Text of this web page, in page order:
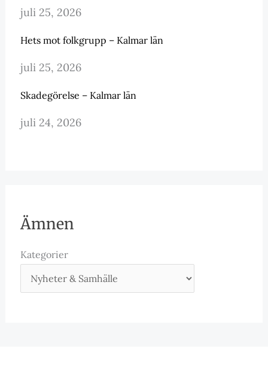
juli 25, 2026
Hets mot folkgrupp – Kalmar län
juli 25, 2026
Skadegörelse – Kalmar län
juli 24, 2026
Ämnen
Kategorier